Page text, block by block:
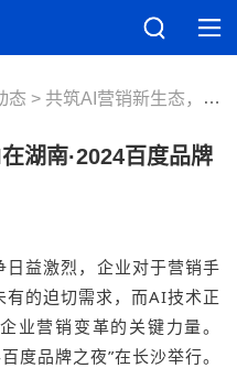
态 共筑AI营销新生态，热AI在湖南·2024百度品牌之夜在长沙举行
湖南·2024百度品牌
益激烈，企业对于营销手
的迫切需求，而AI技术正
业营销变革的关键力量。
度品牌之夜”在长沙举行。